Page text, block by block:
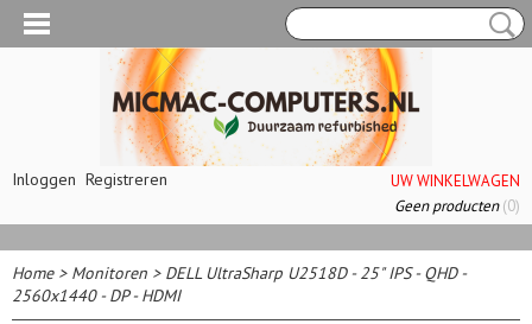
Inloggen Registreren
UW WINKELWAGEN
Geen producten(0)
Home> Monitoren > DELL UltraSharp U2518D - 25" IPS - QHD -
2560x1440 - DP - HDMI